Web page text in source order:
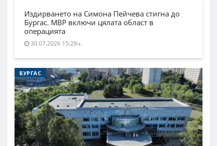
Издирването на Симона Пейчева стигна до
Бургас. МВР включи цялата област в
операцията
30.07.2026 15:28ч.
БУРГАС